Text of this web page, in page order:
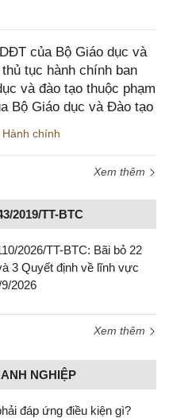
của Bộ Giáo dục và
tục hành chính ban
và đào tạo thuộc phạm
Bộ Giáo dục và Đào tạo
Hành chính
Xem thêm
2019/TT-BTC
2026/TT-BTC: Bãi bỏ 22
3 Quyết định về lĩnh vực
2026
Xem thêm
NGHIỆP
đáp ứng điều kiện gì?